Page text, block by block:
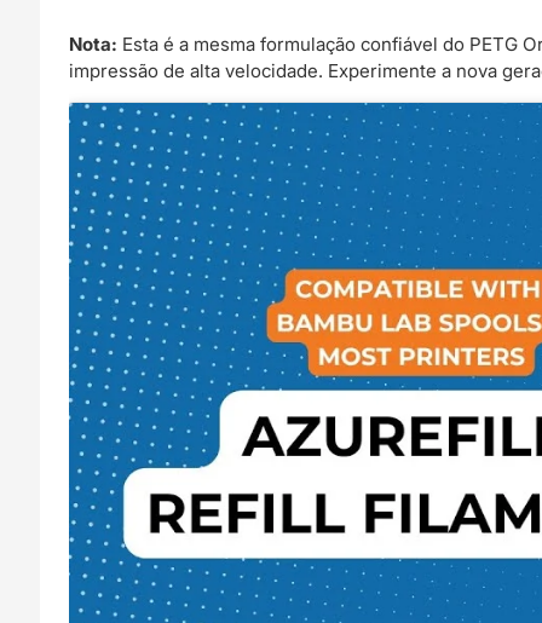
Nota: Esta é a mesma formulação confiável do PETG
impressão de alta velocidade. Experimente a nova